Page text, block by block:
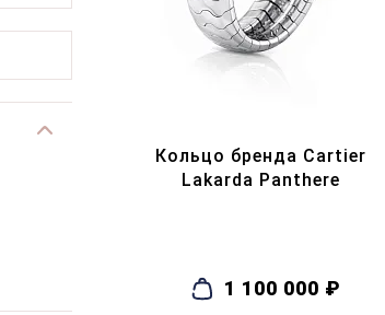
Кольцо бренда Cartier
Lakarda Panthere
1 100 000 ₽